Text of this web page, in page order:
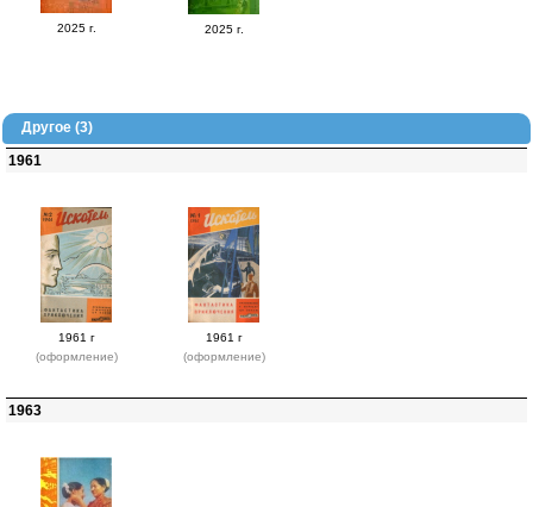
2025 г. 2025 г.
Другое (3)
1961
1961 г
(оформление)
1961 г
(оформление)
1963